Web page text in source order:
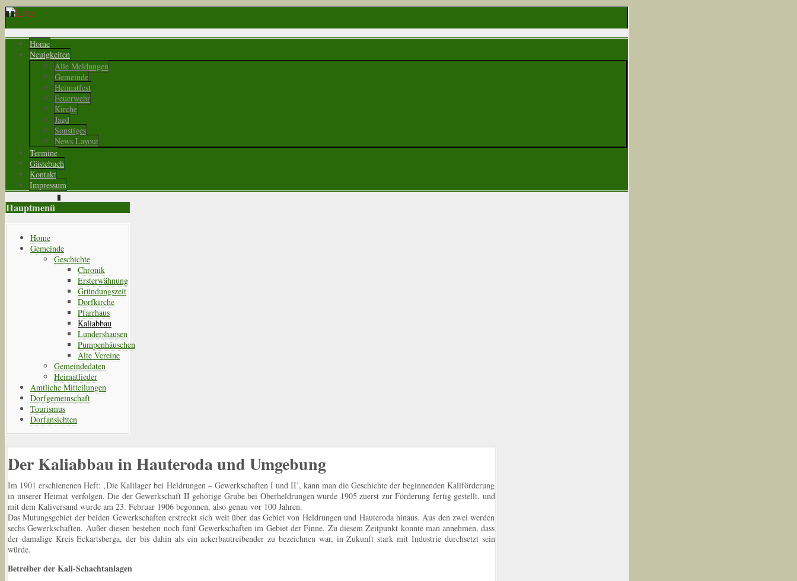
Home
Neuigkeiten
Alle Meldungen
Gemeinde
Heimatfest
Feuerwehr
Kirche
Jagd
Sonstiges
News Layout
Termine
Gästebuch
Kontakt
Impressum
Hauptmenü
Home
Gemeinde
Geschichte
Chronik
Ersterwähnung
Gründungszeit
Dorfkirche
Pfarrhaus
Kaliabbau
Lundershausen
Pumpenhäuschen
Alte Vereine
Gemeindedaten
Heimatlieder
Amtliche Mitteilungen
Dorfgemeinschaft
Tourismus
Dorfansichten
Der Kaliabbau in Hauteroda und Umgebung
Im 1901 erschienenen Heft: ‚Die Kalilager bei Heldrungen – Gewerkschaften I und II’, kann man die Geschichte der beginnenden Kaliförderung
in unserer Heimat verfolgen. Die der Gewerkschaft II gehörige Grube bei Oberheldrungen wurde 1905 zuerst zur Förderung fertig gestellt, und
mit dem Kaliversand wurde am 23. Februar 1906 begonnen, also genau vor 100 Jahren.
Das Mutungsgebiet der beiden Gewerkschaften erstreckt sich weit über das Gebiet von Heldrungen und Hauteroda hinaus. Aus den zwei werden
sechs Gewerkschaften. Außer diesen bestehen noch fünf Gewerkschaften im Gebiet der Finne. Zu diesem Zeitpunkt konnte man annehmen, dass
der damalige Kreis Eckartsberga, der bis dahin als ein ackerbautreibender zu bezeichnen war, in Zukunft stark mit Industrie durchsetzt sein
würde.
Betreiber der Kali-Schachtanlagen